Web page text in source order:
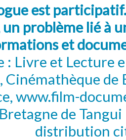
est
problème lié à
et
: Livre et Lecture
Cinémathèque de
www.film-
de
distribution